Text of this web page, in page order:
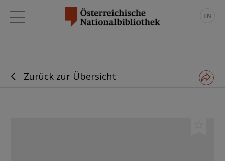
EN
Zurück zur Übersicht